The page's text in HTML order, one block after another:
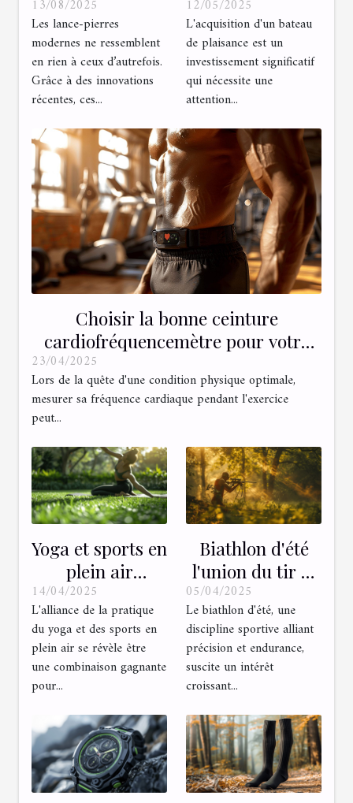
récentes
améliorent-elles
les lance-pierres
modernes ?
13/08/2025
Les lance-pierres
modernes ne ressemblent
en rien à ceux d’autrefois.
Grâce à des innovations
récentes, ces...
l'inspection d'un
bateau de
plaisance avant
l'achat
12/05/2025
L'acquisition d'un bateau
de plaisance est un
investissement significatif
qui nécessite une
attention...
Choisir la bonne ceinture
cardiofréquencemètre pour votre
23/04/2025
Lors de la quête d'une condition physique optimale,
mesurer sa fréquence cardiaque pendant l'exercice
peut...
Yoga et sports en
plein air
Combinaison
pour une
meilleure
flexibilité et
récupération
14/04/2025
L'alliance de la pratique
du yoga et des sports en
plein air se révèle être
une combinaison gagnante
pour...
Biathlon d'été
l'union du tir et
de la course à
pied
Explications et
conseils pour
débuter
05/04/2025
Le biathlon d'été, une
discipline sportive alliant
précision et endurance,
suscite un intérêt
croissant...